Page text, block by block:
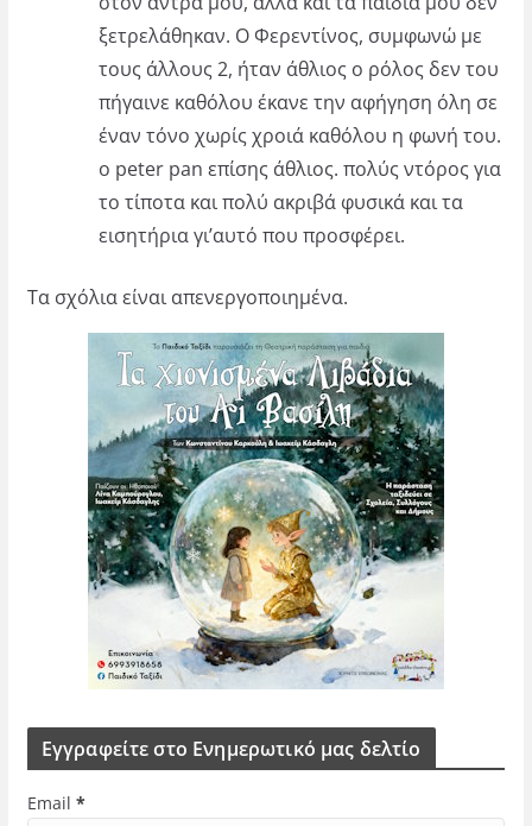
ξετρελάθηκαν. Ο Φερεντίνος, συμφωνώ με
τους άλλους 2, ήταν άθλιος ο ρόλος δεν του
πήγαινε καθόλου έκανε την αφήγηση όλη σε
έναν τόνο χωρίς χροιά καθόλου η φωνή του.
ο peter pan επίσης άθλιος. πολύς ντόρος για
το τίποτα και πολύ ακριβά φυσικά και τα
εισητήρια γι’αυτό που προσφέρει.
Τα σχόλια είναι απενεργοποιημένα.
Εγγραφείτε στο Ενημερωτικό μας δελτίο
Email *